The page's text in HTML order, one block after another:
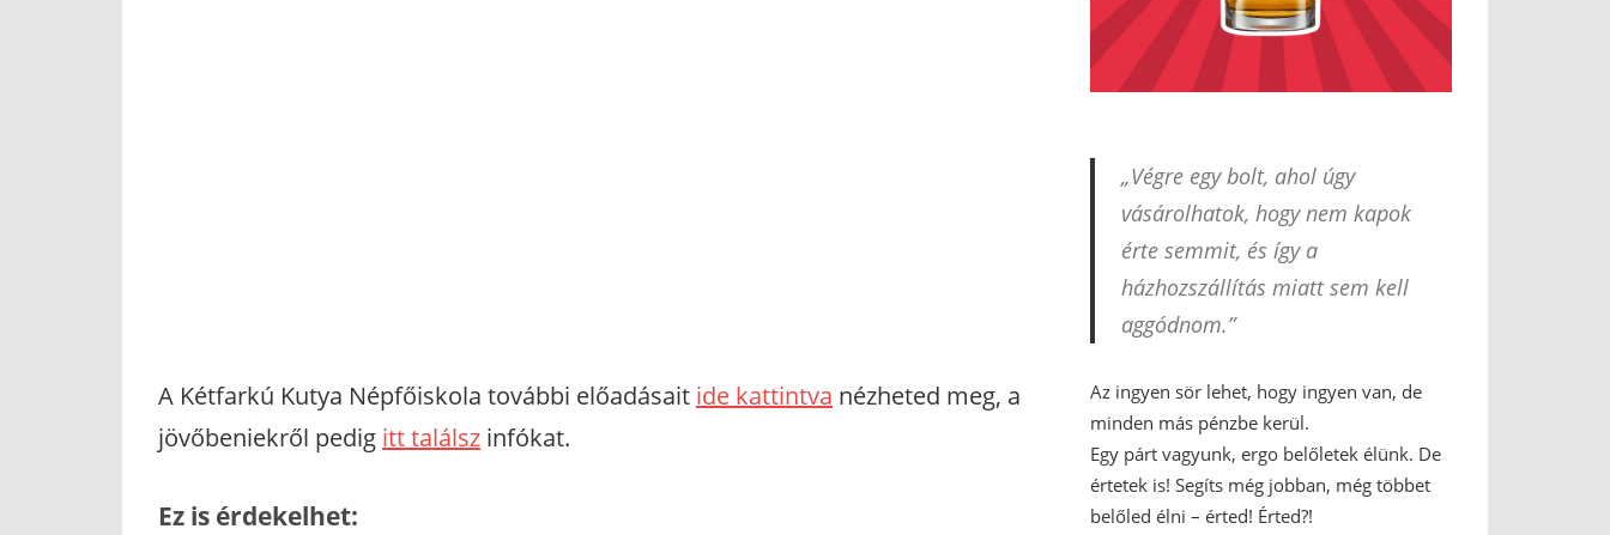
A Kétfarkú Kutya Népfőiskola további előadásait ide kattintva nézheted meg, a
jövőbeniekről pedig itt találsz infókat.
Ez is érdekelhet:
„Végre egy bolt, ahol úgy
vásárolhatok, hogy nem kapok
érte semmit, és így a
házhozszállítás miatt sem kell
aggódnom.”
Az ingyen sör lehet, hogy ingyen van, de
minden más pénzbe kerül.
Egy párt vagyunk, ergo belőletek élünk. De
értetek is! Segíts még jobban, még többet
belőled élni – érted! Érted?!